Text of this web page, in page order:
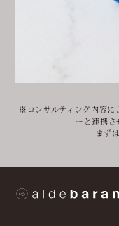
※コンサルティング内容に
ーと連携さ
まず